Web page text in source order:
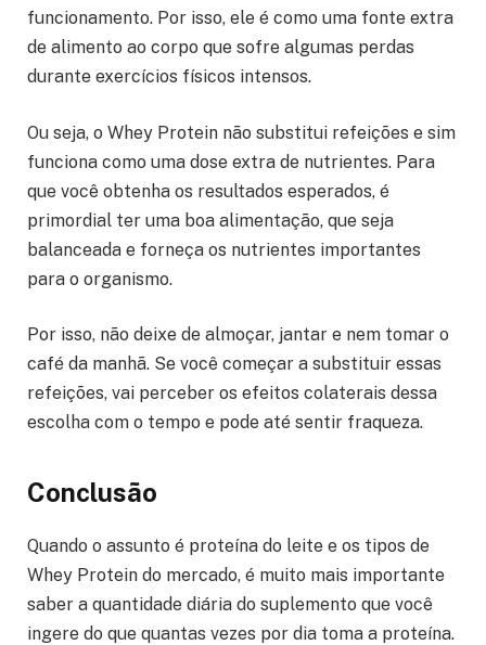
funcionamento. Por isso, ele é como uma fonte extra
de alimento ao corpo que sofre algumas perdas
durante exercícios físicos intensos.
Ou seja, o Whey Protein não substitui refeições e sim
funciona como uma dose extra de nutrientes. Para
que você obtenha os resultados esperados, é
primordial ter uma boa alimentação, que seja
balanceada e forneça os nutrientes importantes
para o organismo.
Por isso, não deixe de almoçar, jantar e nem tomar o
café da manhã. Se você começar a substituir essas
refeições, vai perceber os efeitos colaterais dessa
escolha com o tempo e pode até sentir fraqueza.
Conclusão
Quando o assunto é proteína do leite e os tipos de
Whey Protein do mercado, é muito mais importante
saber a quantidade diária do suplemento que você
ingere do que quantas vezes por dia toma a proteína.